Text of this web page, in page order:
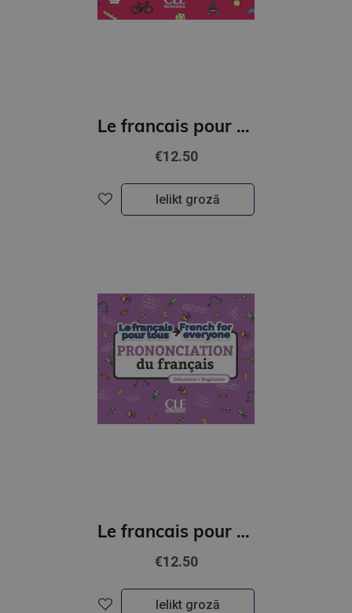
Le francais pour tous / French for everyone. Methode de francais (A1/A2) Livre + Audio
€12.50
Ielikt grozā
Le francais pour tous / French for everyone. La prononciation du francais (A1/A2) Livre + Audio
€12.50
Ielikt grozā